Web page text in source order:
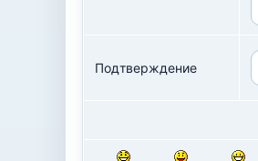
Подтверждение